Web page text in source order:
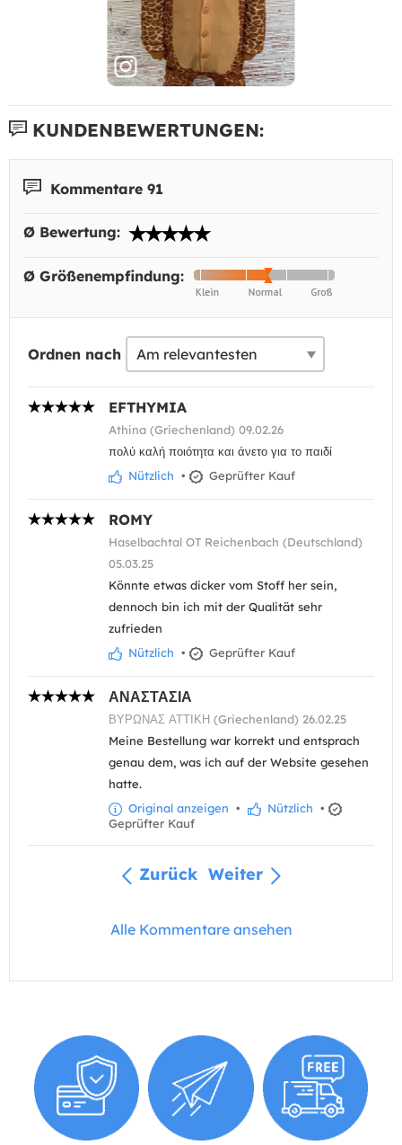
KUNDENBEWERTUNGEN:
Kommentare 91
Ø Bewertung:
Ø Größenempfindung:
Ordnen nach
EFTHYMIA
Athina (Griechenland) 09.02.26
πολύ καλή ποιότητα και άνετο για το παιδί
Nützlich • Geprüfter Kauf
ROMY
Haselbachtal OT Reichenbach (Deutschland)
05.03.25
Könnte etwas dicker vom Stoff her sein,
dennoch bin ich mit der Qualität sehr
zufrieden
Nützlich • Geprüfter Kauf
ΑΝΑΣΤΑΣΙΑ
ΒΥΡΩΝΑΣ ΑΤΤΙΚΗ (Griechenland) 26.02.25
Meine Bestellung war korrekt und entsprach
genau dem, was ich auf der Website gesehen
hatte.
Original anzeigen • Nützlich •
Geprüfter Kauf
Zurück Weiter
Alle Kommentare ansehen